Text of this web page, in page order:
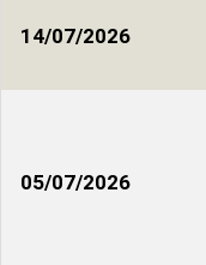
14/07/2026
05/07/2026